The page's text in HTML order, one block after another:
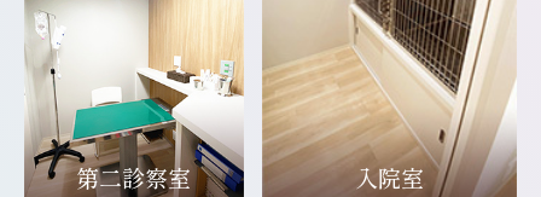
入院室
第二診察室